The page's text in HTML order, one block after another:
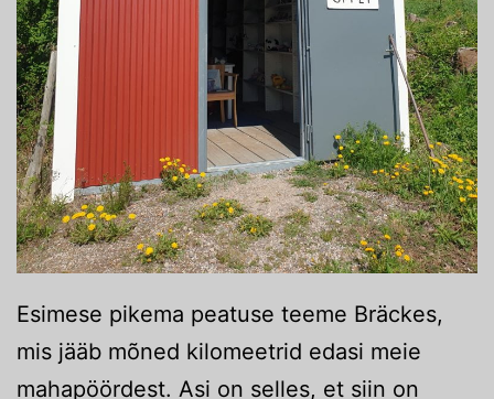
Esimese pikema peatuse teeme Bräckes,
mis jääb mõned kilomeetrid edasi meie
mahapöördest. Asi on selles, et siin on